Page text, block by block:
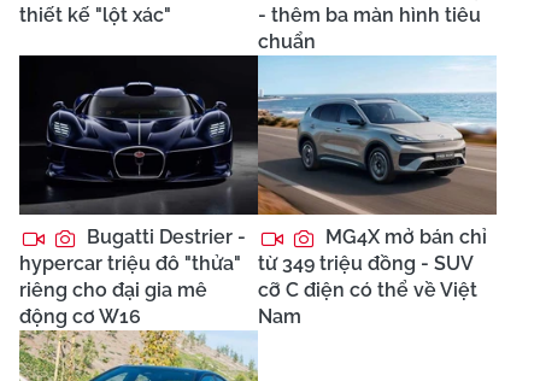
thiết kế "lột xác"
- thêm ba màn hình tiêu
chuẩn
Bugatti Destrier -
hypercar triệu đô "thửa"
riêng cho đại gia mê
động cơ W16
MG4X mở bán chỉ
từ 349 triệu đồng - SUV
cỡ C điện có thể về Việt
Nam